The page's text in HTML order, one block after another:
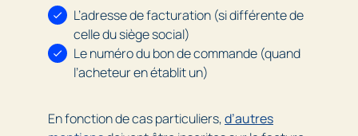
L’adresse de facturation (si différente de
celle du siège social)
Le numéro du bon de commande (quand
l’acheteur en établit un)
En fonction de cas particuliers,d’autres